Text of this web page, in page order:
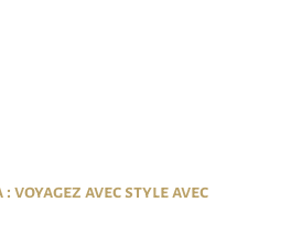
voyagez avec style avec